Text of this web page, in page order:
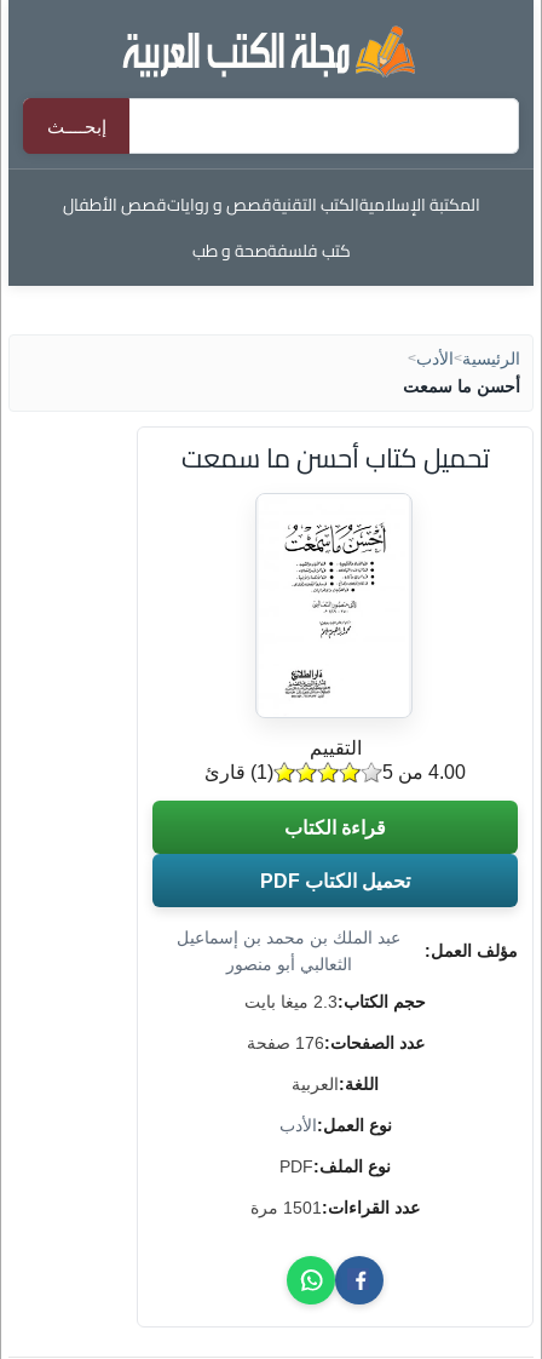
المكتبة الإسلاميةالكتب التقنيةقصص و رواياتقصص الأطفال
كتب فلسفةصحة و طب
الرئيسية> الأدب>
أحسن ما سمعت
تحميل كتاب أحسن ما سمعت
مؤلف العمل:
عبد الملك بن محمد بن إسماعيل
الثعالبي أبو منصور
حجم الكتاب:2.3 ميغا بايت
عدد الصفحات:176 صفحة
اللغة:العربية
نوع العمل:الأدب
نوع الملف:PDF
عدد القراءات: 1501 مرة
التقييم
(
1) قارئ 4.00 من 5
قراءة الكتاب
تحميل الكتاب PDF